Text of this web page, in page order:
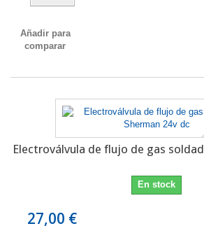
Añadir para
comparar
Electroválvula de flujo de gas
En stock
27,00 €